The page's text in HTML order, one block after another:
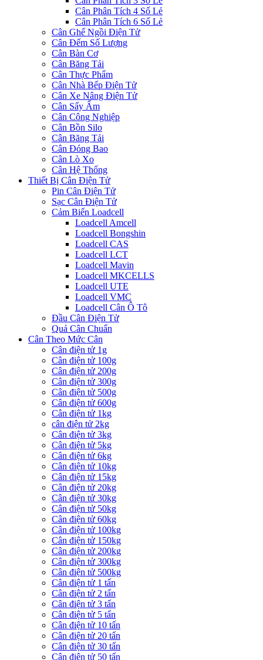
Cân Phân Tích 4 Số Lẻ
Cân Phân Tích 6 Số Lẻ
Cân Ghế Ngồi Điện Tử
Cân Đếm Số Lượng
Cân Bàn Cơ
Cân Băng Tải
Cân Thực Phẩm
Cân Nhà Bếp Điện Tử
Cân Xe Nâng Điện Tử
Cân Sấy Ẩm
Cân Công Nghiệp
Cân Bồn Silo
Cân Băng Tải
Cân Đóng Bao
Cân Lò Xo
Cân Hệ Thống
Thiết Bị Cân Điện Tử
Pin Cân Điện Tử
Sạc Cân Điện Tử
Cảm Biến Loadcell
Loadcell Amcell
Loadcell Bongshin
Loadcell CAS
Loadcell LCT
Loadcell Mavin
Loadcell MKCELLS
Loadcell UTE
Loadcell VMC
Loadcell Cân Ô Tô
Đầu Cân Điện Tử
Quả Cân Chuẩn
Cân Theo Mức Cân
Cân điện tử 1g
Cân điện tử 100g
Cân điện tử 200g
Cân điện tử 300g
Cân điện tử 500g
Cân điện tử 600g
Cân điện tử 1kg
cân điện tử 2kg
Cân điện tử 3kg
Cân điện tử 5kg
Cân điện tử 6kg
Cân điện tử 10kg
Cân điện tử 15kg
Cân điện tử 20kg
Cân điện tử 30kg
Cân điện tử 50kg
Cân điện tử 60kg
Cân điện tử 100kg
Cân điện tử 150kg
Cân điện tử 200kg
Cân điện tử 300kg
Cân điện tử 500kg
Cân điện tử 1 tấn
Cân điện tử 2 tấn
Cân điện tử 3 tấn
Cân điện tử 5 tấn
Cân điện tử 10 tấn
Cân điện tử 20 tấn
Cân điện tử 30 tấn
Cân điện tử 50 tấn